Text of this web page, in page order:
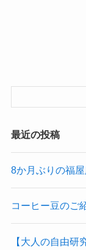
最近の投稿
8か月ぶりの福
コーヒー豆のご
【大人の自由